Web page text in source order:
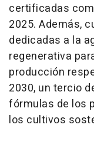
certificadas
2025. Además,
dedicadas a la
regenerativa
producción
2030, un tercio
fórmulas de los
los cultivos